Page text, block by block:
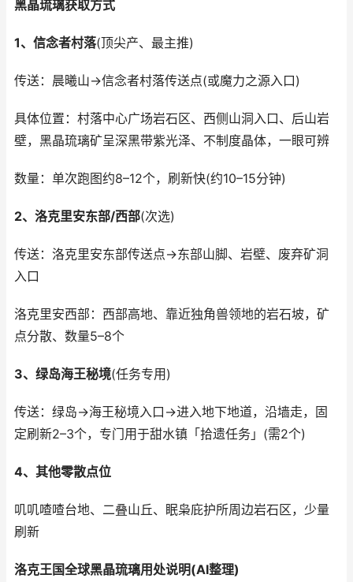
黑晶琉璃获取方式
1、信念者村落(顶尖产、最主推)
传送：晨曦山→信念者村落传送点(或魔力之源入口)
具体位置：村落中心广场岩石区、西侧山洞入口、后山岩
壁，黑晶琉璃矿呈深黑带紫光泽、不制度晶体，一眼可辨
数量：单次跑图约8–12个，刷新快(约10–15分钟)
2、洛克里安东部/西部(次选)
传送：洛克里安东部传送点→东部山脚、岩壁、废弃矿洞
入口
洛克里安西部：西部高地、靠近独角兽领地的岩石坡，矿
点分散、数量5–8个
3、绿岛海王秘境(任务专用)
传送：绿岛→海王秘境入口→进入地下地道，沿墙走，固
定刷新2–3个，专门用于甜水镇「拾遗任务」(需2个)
4、其他零散点位
叽叽喳喳台地、二叠山丘、眠枭庇护所周边岩石区，少量
刷新
洛克王国全球黑晶琉璃用处说明(AI整理)